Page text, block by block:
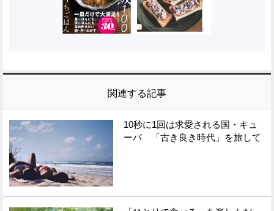
関連する記事
10秒に1回は求愛される国・キュ
ーバ 「古き良き時代」を旅して